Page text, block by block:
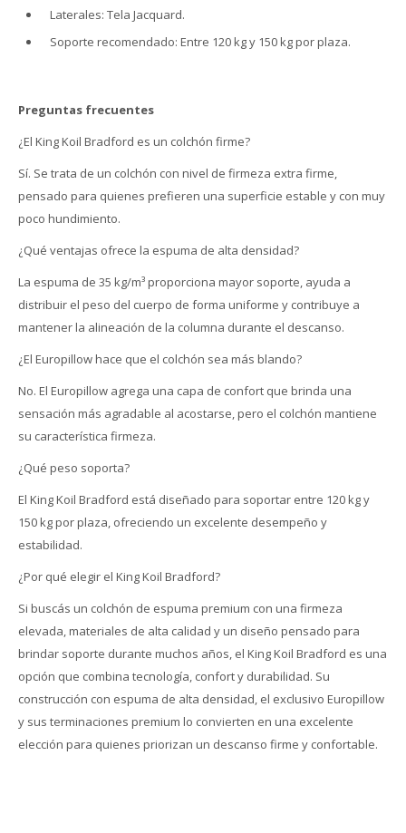
Laterales: Tela Jacquard.
Soporte recomendado: Entre 120 kg y 150 kg por plaza.
Preguntas frecuentes
¿El King Koil Bradford es un colchón firme?
Sí. Se trata de un colchón con nivel de firmeza extra firme,
pensado para quienes prefieren una superficie estable y con muy
poco hundimiento.
¿Qué ventajas ofrece la espuma de alta densidad?
La espuma de 35 kg/m³ proporciona mayor soporte, ayuda a
distribuir el peso del cuerpo de forma uniforme y contribuye a
mantener la alineación de la columna durante el descanso.
¿El Europillow hace que el colchón sea más blando?
No. El Europillow agrega una capa de confort que brinda una
sensación más agradable al acostarse, pero el colchón mantiene
su característica firmeza.
¿Qué peso soporta?
El King Koil Bradford está diseñado para soportar entre 120 kg y
150 kg por plaza, ofreciendo un excelente desempeño y
estabilidad.
¿Por qué elegir el King Koil Bradford?
Si buscás un colchón de espuma premium con una firmeza
elevada, materiales de alta calidad y un diseño pensado para
brindar soporte durante muchos años, el King Koil Bradford es una
opción que combina tecnología, confort y durabilidad. Su
construcción con espuma de alta densidad, el exclusivo Europillow
y sus terminaciones premium lo convierten en una excelente
elección para quienes priorizan un descanso firme y confortable.